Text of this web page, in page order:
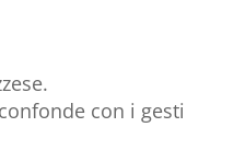
con i gesti